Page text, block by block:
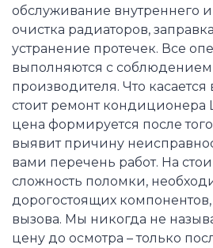
обслуживание внутреннего
очистка радиаторов,
устранение протечек. Все
выполняются с соблюдением
производителя. Что касается
стоит ремонт кондиционера
цена формируется после
выявит причину
вами перечень работ. На
сложность поломки,
дорогостоящих компонентов,
вызова. Мы никогда не
цену до осмотра – только